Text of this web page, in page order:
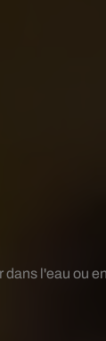
l'eau ou